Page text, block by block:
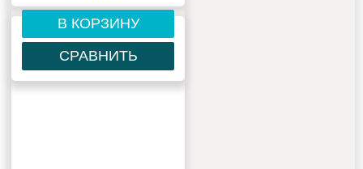
В КОРЗИНУ
СРАВНИТЬ